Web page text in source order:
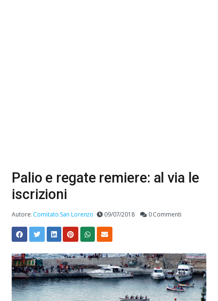
Palio e regate remiere: al via le
iscrizioni
Autore: Comitato San Lorenzo 09/07/2018 0 Commenti